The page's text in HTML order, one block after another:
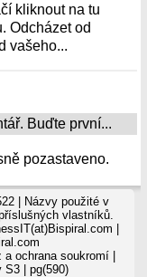
kliknout na tu
Odcházet od
vašeho...
Buďte první...
pozastaveno.
| Názvy použité v
vlastníků.
|
a ochrana soukromí|
S3| pg(590)